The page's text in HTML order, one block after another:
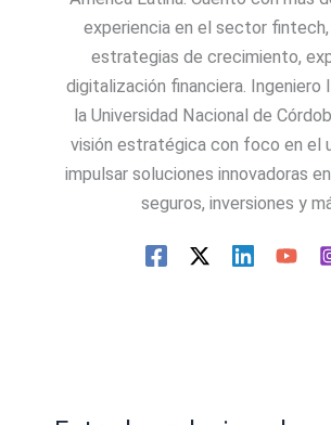
experiencia en el sector fintech,
estrategias de crecimiento,
digitalización financiera. Ingeniero
la Universidad Nacional de
visión estratégica con foco en el
impulsar soluciones innovadoras
seguros, inversiones y